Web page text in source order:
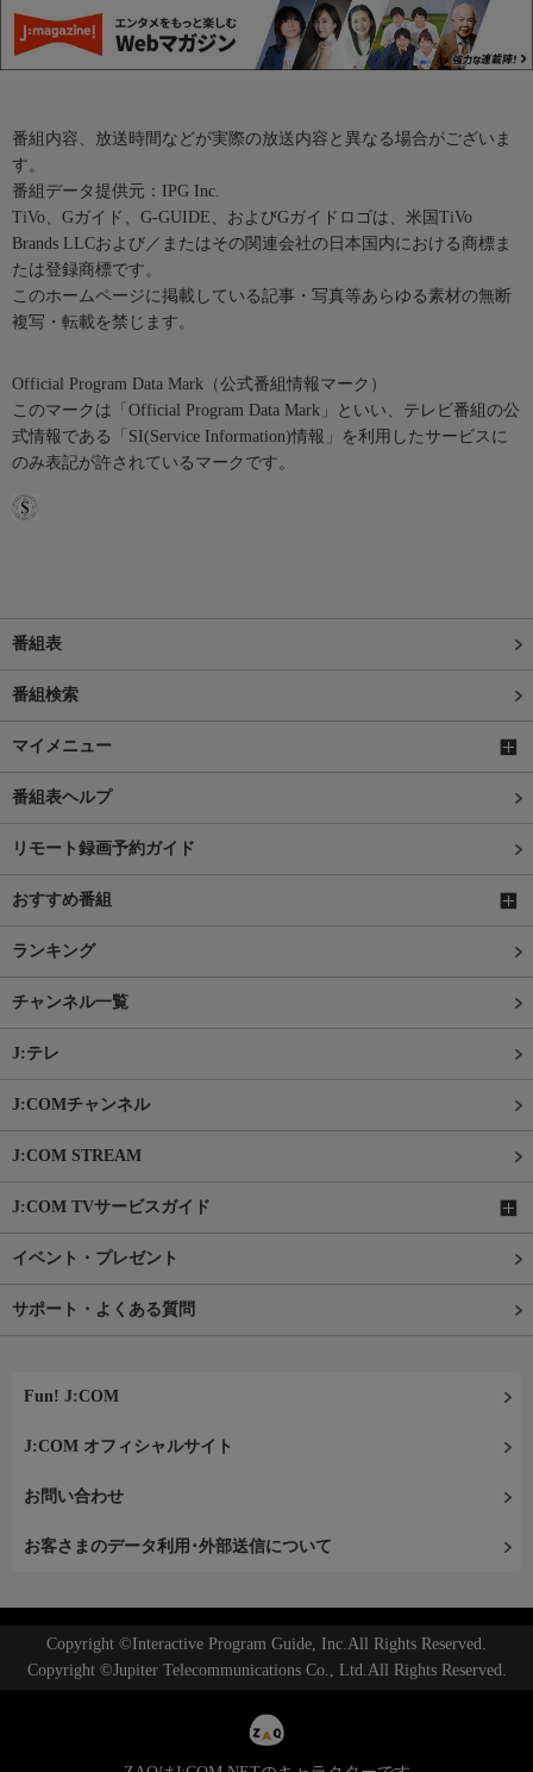
番組内容、放送時間などが実際の放送内容と異なる場合がございま
す。
番組データ提供元：IPG Inc.
TiVo、Gガイド、G-GUIDE、およびGガイドロゴは、米国TiVo
Brands LLCおよび／またはその関連会社の日本国内における商標ま
たは登録商標です。
このホームページに掲載している記事・写真等あらゆる素材の無断
複写・転載を禁じます。
Official Program Data Mark（公式番組情報マーク）
このマークは「Official Program Data Mark」といい、テレビ番組の公
式情報である「SI(Service Information)情報」を利用したサービスに
のみ表記が許されているマークです。
番組表
番組検索
マイメニュー
番組表ヘルプ
リモート録画予約ガイド
おすすめ番組
ランキング
チャンネル一覧
J:テレ
J:COMチャンネル
J:COM STREAM
J:COM TVサービスガイド
イベント・プレゼント
サポート・よくある質問
Fun! J:COM
J:COM オフィシャルサイト
お問い合わせ
お客さまのデータ利用･外部送信について
Copyright ©Interactive Program Guide, Inc.All Rights Reserved.
Copyright ©Jupiter Telecommunications Co., Ltd.All Rights Reserved.